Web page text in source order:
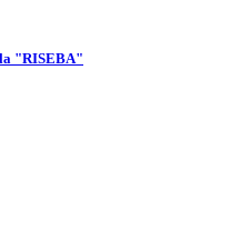
"RISEBA"